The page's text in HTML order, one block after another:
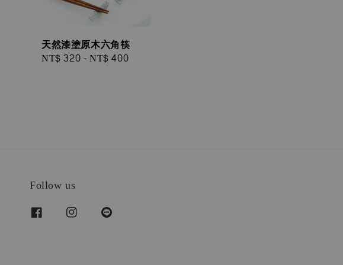
天然漆塗原⽊六⾓筷
Regular
NT$ 320-NT$ 400
Follow us